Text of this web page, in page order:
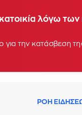
λόγω
την κατάσβεση
ΡΟΗ